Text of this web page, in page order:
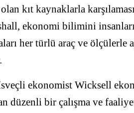
kıt kaynaklarla
ekonomi bilimini
her türlü araç ve
ekonomist Wicksell
düzenli bir çalışma ve